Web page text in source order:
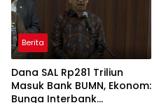
Berita
Dana SAL Rp281 Triliun
Masuk Bank BUMN, Ekonom:
Bunga Interbank